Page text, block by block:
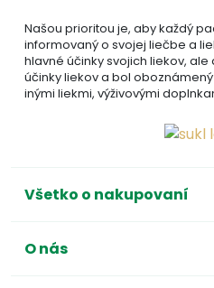
Našou prioritou je, aby každý
informovaný o svojej liečbe a
hlavné účinky svojich liekov,
účinky liekov a bol
inými liekmi, výživovými
Všetko o nakupovaní
O nás